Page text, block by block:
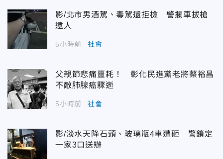
影/北市男酒駕、毒駕還拒檢 警攔車拔槍
逮人
5小時前 社會
父親節悲痛噩耗！ 彰化民進黨老將蔡裕昌
不敵肺腺癌驟逝
5小時前 社會
影/淡水天降石頭、玻璃瓶4車遭砸 警鎖定
一家3口送辦